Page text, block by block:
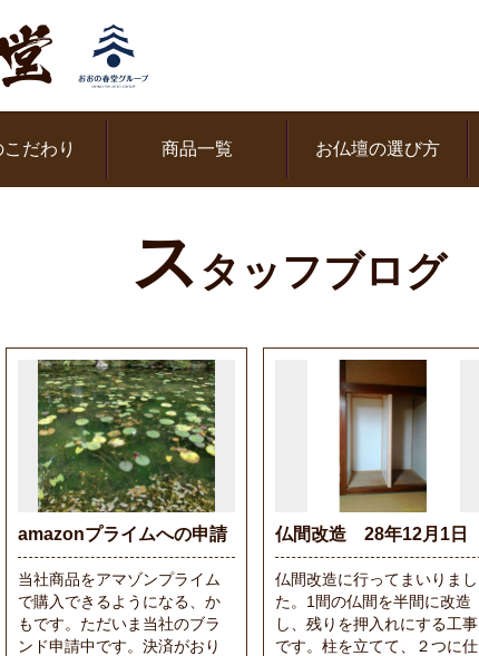
だわり 商品一覧 お仏壇の選び方
ス タッフブログ
amazonプライムへの申請
当社商品をアマゾンプライム
で購入できるようになる、か
もです。ただいま当社のブラ
ンド申請中です。決済がおり
仏間改造 28年12月1日
仏間改造に行ってまいりまし
た。1間の仏間を半間に改造
し、残りを押入れにする工事
です。柱を立てて、２つに仕